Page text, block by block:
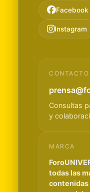
Facebook
Instagram
CONTACTO
Consultas
y
MARCA
todas las
contenidas